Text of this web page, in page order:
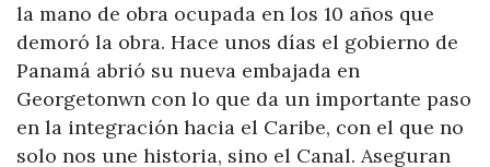
la mano de obra ocupada en los 10 años que
demoró la obra. Hace unos días el gobierno de
Panamá abrió su nueva embajada en
Georgetonwn con lo que da un importante paso
en la integración hacia el Caribe, con el que no
solo nos une historia, sino el Canal. Aseguran